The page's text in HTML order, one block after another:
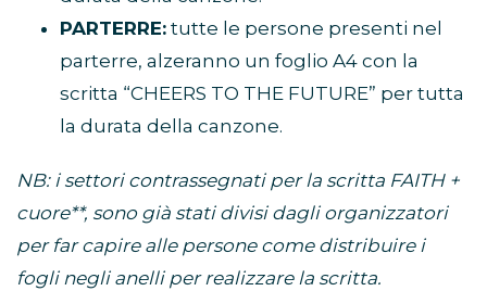
PARTERRE: tutte le persone presenti nel
parterre, alzeranno un foglio A4 con la
scritta “CHEERS TO THE FUTURE” per tutta
la durata della canzone.
NB: i settori contrassegnati per la scritta FAITH +
cuore**, sono già stati divisi dagli organizzatori
per far capire alle persone come distribuire i
fogli negli anelli per realizzare la scritta.